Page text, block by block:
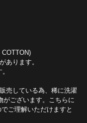
あります。
売している為、稀に洗濯
がございます。こちらに
ご理解いただけますと